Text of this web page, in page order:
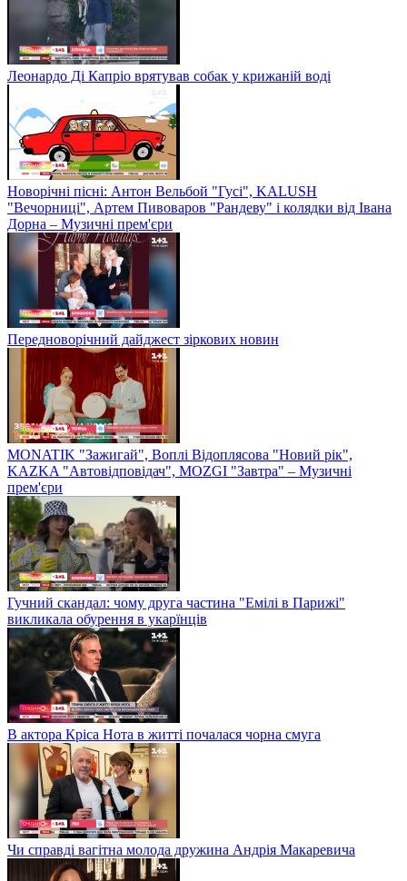
Леонардо Ді Капріо врятував собак у крижаній воді
Новорічні пісні: Антон Вельбой "Гусі", KALUSH
"Вечорниці", Артем Пивоваров "Рандеву" і колядки від Івана
Дорна – Музичні прем'єри
Передноворічний дайджест зіркових новин
MONATIK "Зажигай", Воплі Відоплясова "Новий рік",
KAZKA "Автовідповідач", MOZGI "Завтра" – Музичні
прем'єри
Гучний скандал: чому друга частина "Емілі в Парижі"
викликала обурення в укарїнців
В актора Кріса Нота в житті почалася чорна смуга
Чи справді вагітна молода дружина Андрія Макаревича